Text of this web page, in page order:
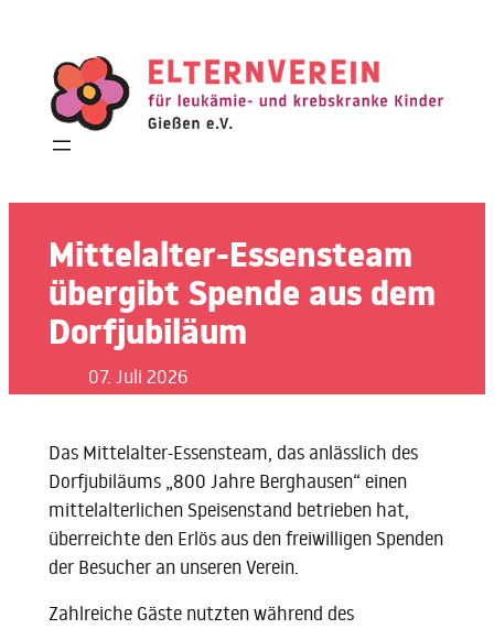
springen
Mittelalter-Essensteam
übergibt Spende aus dem
Dorfjubiläum
07. Juli 2026
Das Mittelalter-Essensteam, das anlässlich des
Dorfjubiläums „800 Jahre Berghausen“ einen
mittelalterlichen Speisenstand betrieben hat,
überreichte den Erlös aus den freiwilligen Spenden
der Besucher an unseren Verein.
Zahlreiche Gäste nutzten während des